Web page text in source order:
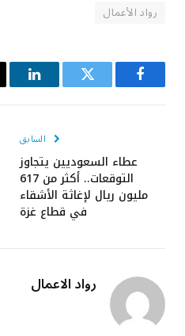
رواد الأعمال
فيسبوك تويتر
السابق
عطاء السعوديين يتجاوز
التوقعات.. أكثر من 617
مليون ريال لإغاثة الأشقاء
في قطاع غزة
رواد الاعمال